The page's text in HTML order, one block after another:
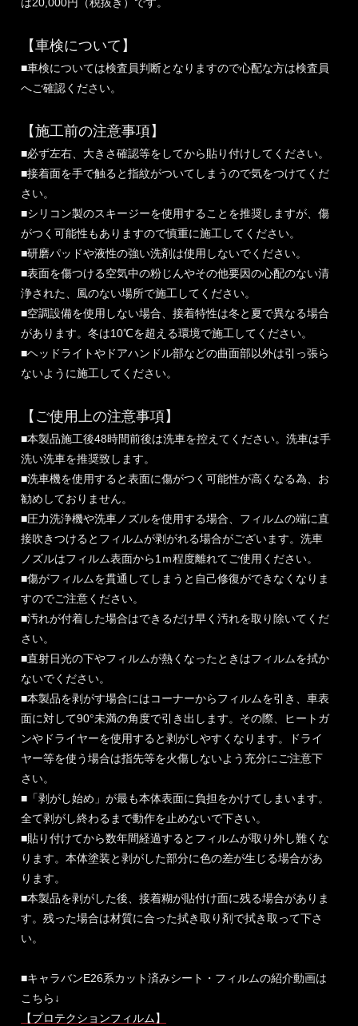
【車検について】
■車検については検査員判断となりますので心配な方は検査員
へご確認ください。
【施工前の注意事項】
■必ず左右、大きさ確認等をしてから貼り付けしてください。
■接着面を手で触ると指紋がついてしまうので気をつけてくだ
さい。
■シリコン製のスキージーを使用することを推奨しますが、傷
がつく可能性もありますので慎重に施工してください。
■研磨パッドや液性の強い洗剤は使用しないでください。
■表面を傷つける空気中の粉じんやその他要因の心配のない清
浄された、風のない場所で施工してください。
■空調設備を使用しない場合、接着特性は冬と夏で異なる場合
があります。冬は10℃を超える環境で施工してください。
■ヘッドライトやドアハンドル部などの曲面部以外は引っ張ら
ないように施工してください。
【ご使用上の注意事項】
■本製品施工後48時間前後は洗車を控えてください。洗車は手
洗い洗車を推奨致します。
■洗車機を使用すると表面に傷がつく可能性が高くなる為、お
勧めしておりません。
■圧力洗浄機や洗車ノズルを使用する場合、フィルムの端に直
接吹きつけるとフィルムが剥がれる場合がございます。洗車
ノズルはフィルム表面から1ｍ程度離れてご使用ください。
■傷がフィルムを貫通してしまうと自己修復ができなくなりま
すのでご注意ください。
■汚れが付着した場合はできるだけ早く汚れを取り除いてくだ
さい。
■直射日光の下やフィルムが熱くなったときはフィルムを拭か
ないでください。
■本製品を剥がす場合にはコーナーからフィルムを引き、車表
面に対して90°未満の角度で引き出します。その際、ヒートガ
ンやドライヤーを使用すると剥がしやすくなります。ドライ
ヤー等を使う場合は指先等を火傷しないよう充分にご注意下
さい。
■「剥がし始め」が最も本体表面に負担をかけてしまいます。
全て剥がし終わるまで動作を止めないで下さい。
■貼り付けてから数年間経過するとフィルムが取り外し難くな
ります。本体塗装と剥がした部分に色の差が生じる場合があ
ります。
■本製品を剥がした後、接着糊が貼付け面に残る場合がありま
す。残った場合は材質に合った拭き取り剤で拭き取って下さ
い。
■キャラバンE26系カット済みシート・フィルムの紹介動画は
こちら↓
【プロテクションフィルム】